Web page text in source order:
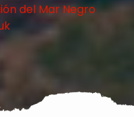
del Mar Negro